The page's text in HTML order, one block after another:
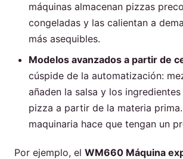
máquinas almacenan pizzas
congeladas y las calientan a
más asequibles.
Modelos avanzados a partir de
cúspide de la automatización:
añaden la salsa y los
pizza a partir de la materia
maquinaria hace que tengan un
Por ejemplo, el WM660 Máquina